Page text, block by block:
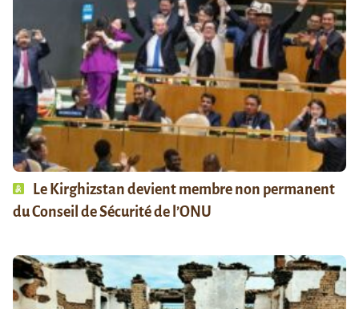
Le Kirghizstan devient membre non permanent
du Conseil de Sécurité de l’ONU